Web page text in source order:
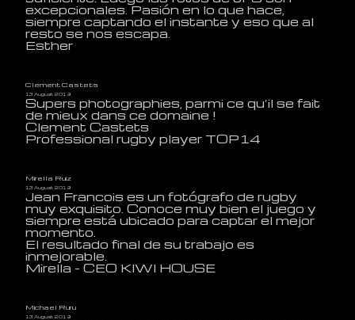
excepcionales. Pasión en lo que hace,
siempre captando el instante y eso que al
resto se nos escapa.
Esther
Clement Castets
13 August 2019
Supers photographies, parmi ce qu’il se fait
de mieux dans ce domaine !
Clement Castets
Professional rugby player TOP14
Mirella Ruiz
13 August 2019
Jean Francois es un fotógrafo de rugby
muy exquisito. Conoce muy bien el juego y
siempre está ubicado para captar el mejor
momento.
El resultado final de su trabajo es
inmejorable.
Mirella - CEO KIWI HOUSE
Michael Ruru
13 August 2019